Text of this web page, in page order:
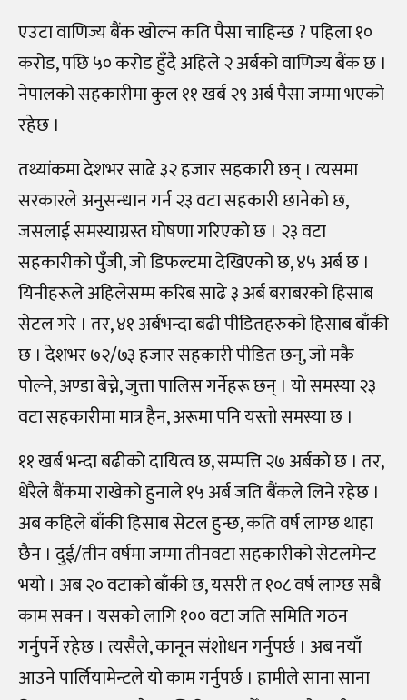
एउटा वाणिज्य बैंक खोल्न कति पैसा चाहिन्छ ? पहिला १०
करोड, पछि ५० करोड हुँदै अहिले २ अर्बको वाणिज्य बैंक छ ।
नेपालको सहकारीमा कुल ११ खर्ब २९ अर्ब पैसा जम्मा भएको
रहेछ ।
तथ्यांकमा देशभर साढे ३२ हजार सहकारी छन् । त्यसमा
सरकारले अनुसन्धान गर्न २३ वटा सहकारी छानेको छ,
जसलाई समस्याग्रस्त घोषणा गरिएको छ । २३ वटा
सहकारीको पुँजी, जो डिफल्टमा देखिएको छ, ४५ अर्ब छ ।
यिनीहरूले अहिलेसम्म करिब साढे ३ अर्ब बराबरको हिसाब
सेटल गरे । तर, ४१ अर्बभन्दा बढी पीडितहरुको हिसाब बाँकी
छ । देशभर ७२/७३ हजार सहकारी पीडित छन्, जो मकै
पोल्ने, अण्डा बेच्ने, जुत्ता पालिस गर्नेहरू छन् । यो समस्या २३
वटा सहकारीमा मात्र हैन, अरूमा पनि यस्तो समस्या छ ।
११ खर्ब भन्दा बढीको दायित्व छ, सम्पत्ति २७ अर्बको छ । तर,
धेरैले बैंकमा राखेको हुनाले १५ अर्ब जति बैंकले लिने रहेछ ।
अब कहिले बाँकी हिसाब सेटल हुन्छ, कति वर्ष लाग्छ थाहा
छैन । दुई/तीन वर्षमा जम्मा तीनवटा सहकारीको सेटलमेन्ट
भयो । अब २० वटाको बाँकी छ, यसरी त १०८ वर्ष लाग्छ सबै
काम सक्न । यसको लागि १०० वटा जति समिति गठन
गर्नुपर्ने रहेछ । त्यसैले, कानून संशोधन गर्नुपर्छ । अब नयाँ
आउने पार्लियामेन्टले यो काम गर्नुपर्छ । हामीले साना साना